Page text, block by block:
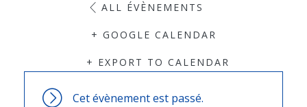
ALL ÉVÈNEMENTS
+ GOOGLE CALENDAR
+ EXPORT TO CALENDAR
Cet évènement est passé.